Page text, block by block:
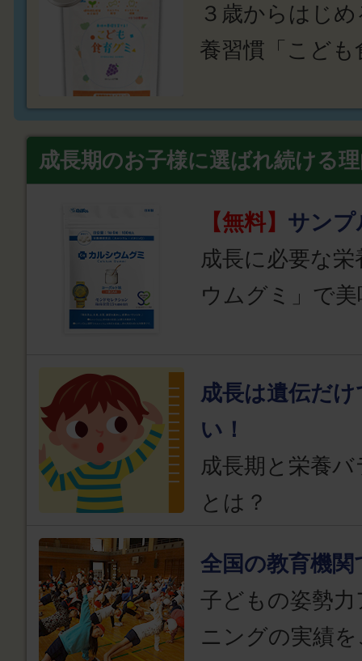
３歳からはじ
養習慣「こども
成長期のお子様に選ばれ続ける
【無料】 サンプ
成長に必要な
ウムグミ」で
成長は遺伝だ
い！
成長期と栄養
とは？
全国の教育機関
子どもの姿勢
ニングの実績